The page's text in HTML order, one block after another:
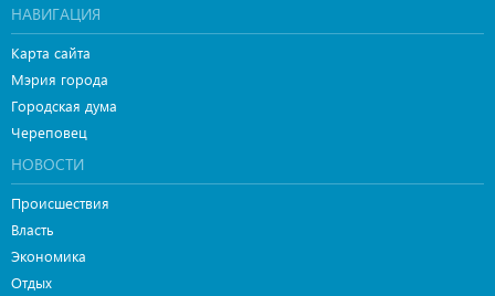
НАВИГАЦИЯ
Карта сайта
Мэрия города
Городская дума
Череповец
НОВОСТИ
Происшествия
Власть
Экономика
Отдых